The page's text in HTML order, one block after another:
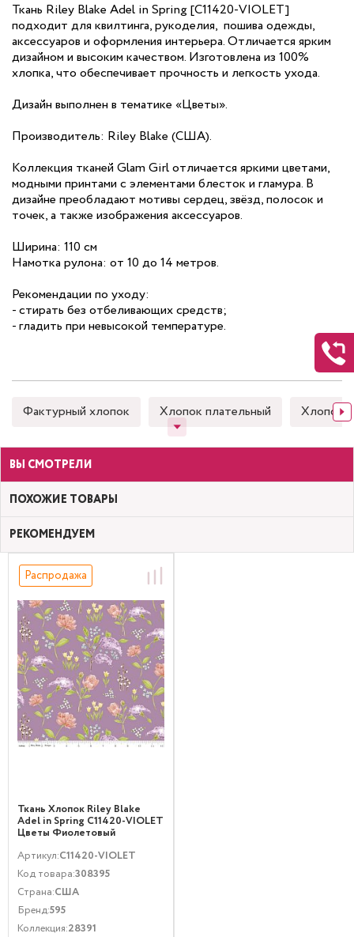
Ткань Riley Blake Adel in Spring [C11420-VIOLET]
подходит для квилтинга, рукоделия, пошива одежды,
аксессуаров и оформления интерьера. Отличается ярким
дизайном и высоким качеством. Изготовлена из 100%
хлопка, что обеспечивает прочность и легкость ухода.
Дизайн выполнен в тематике «Цветы».
Производитель: Riley Blake (США).
Коллекция тканей Glam Girl отличается яркими цветами,
модными принтами с элементами блесток и гламура. В
дизайне преобладают мотивы сердец, звёзд, полосок и
точек, а также изображения аксессуаров.
Ширина: 110 см
Намотка рулона: от 10 до 14 метров.
Рекомендации по уходу:
- стирать без отбеливающих средств;
- гладить при невысокой температуре.
Фактурный хлопок Хлопок плательный Хлопок
ВЫ СМОТРЕЛИ
ПОХОЖИЕ ТОВАРЫ
РЕКОМЕНДУЕМ
Распродажа
Ткань Хлопок Riley Blake
Adel in Spring C11420-VIOLET
Цветы Фиолетовый
Артикул:C11420-VIOLET
Код товара:308395
Страна:США
Бренд:595
Коллекция:28391